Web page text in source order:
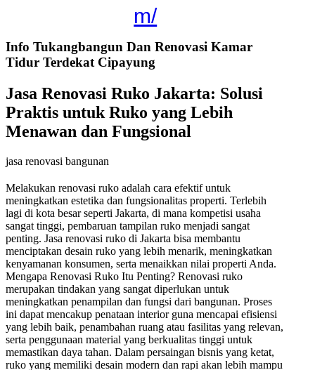
m/
Info Tukangbangun Dan Renovasi Kamar
Tidur Terdekat Cipayung
Jasa Renovasi Ruko Jakarta: Solusi
Praktis untuk Ruko yang Lebih
Menawan dan Fungsional
jasa renovasi bangunan
Melakukan renovasi ruko adalah cara efektif untuk
meningkatkan estetika dan fungsionalitas properti. Terlebih
lagi di kota besar seperti Jakarta, di mana kompetisi usaha
sangat tinggi, pembaruan tampilan ruko menjadi sangat
penting. Jasa renovasi ruko di Jakarta bisa membantu
menciptakan desain ruko yang lebih menarik, meningkatkan
kenyamanan konsumen, serta menaikkan nilai properti Anda.
Mengapa Renovasi Ruko Itu Penting? Renovasi ruko
merupakan tindakan yang sangat diperlukan untuk
meningkatkan penampilan dan fungsi dari bangunan. Proses
ini dapat mencakup penataan interior guna mencapai efisiensi
yang lebih baik, penambahan ruang atau fasilitas yang relevan,
serta penggunaan material yang berkualitas tinggi untuk
memastikan daya tahan. Dalam persaingan bisnis yang ketat,
ruko yang memiliki desain modern dan rapi akan lebih mampu